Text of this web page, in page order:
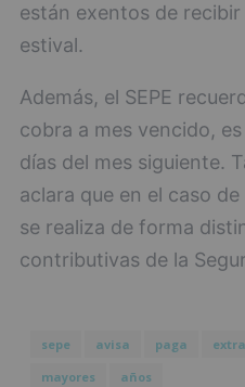
están exentos de
estival.
Además, el SEPE
cobra a mes vencido,
días del mes siguiente.
aclara que en el caso
se realiza de forma
contributivas de la
sepe avisa paga extra
mayores
años